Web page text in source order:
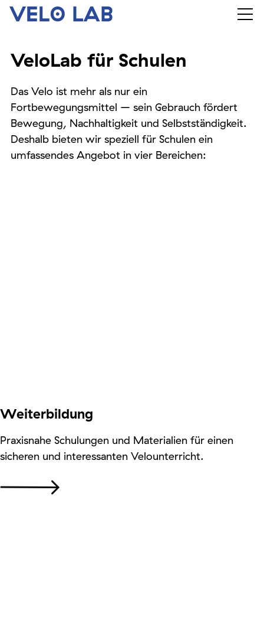
VeloLab für Schulen
Das Velo ist mehr als nur ein
Fortbewegungsmittel – sein Gebrauch fördert
Bewegung, Nachhaltigkeit und Selbstständigkeit.
Deshalb bieten wir speziell für Schulen ein
umfassendes Angebot in vier Bereichen:
Weiterbildung
Praxisnahe Schulungen und Materialien für einen
sicheren und interessanten Velounterricht.